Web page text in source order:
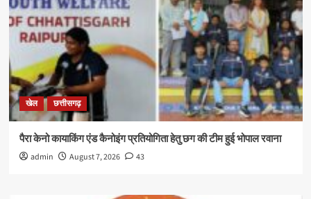
खेल छत्तीसगढ़
पैरा केनो कायाकिंग एंड कैनोइंग प्रतियोगिता हेतु छग की टीम हुई भोपाल रवाना
admin August 7, 2026 43